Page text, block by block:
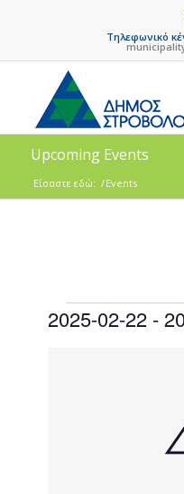
Τηλεφωνικό
Upcoming Events
Είσαστε εδώ: /Events
2025-02-22 -